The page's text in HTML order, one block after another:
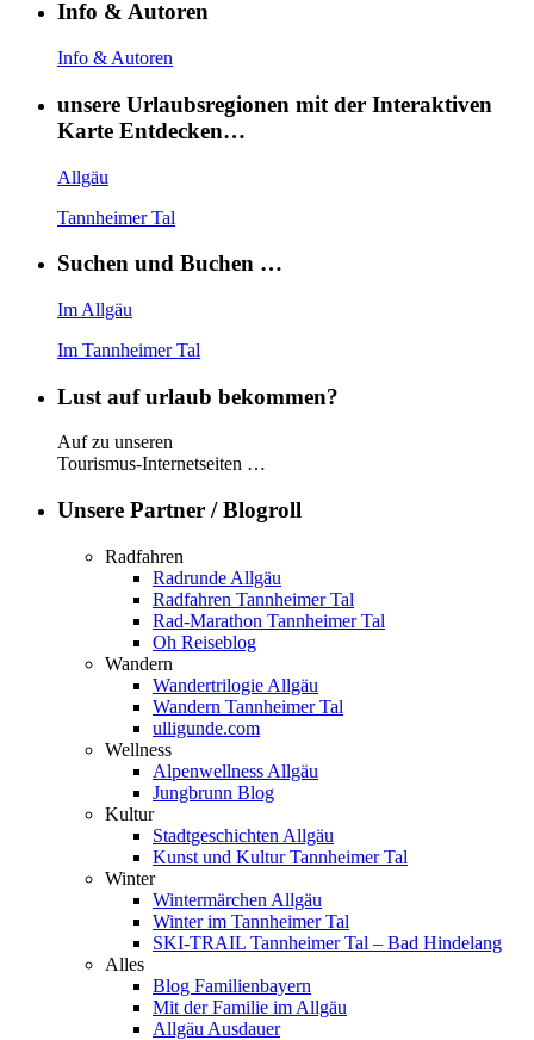
Info & Autoren
Info & Autoren
unsere Urlaubsregionen mit der Interaktiven
Karte Entdecken…
Allgäu
Tannheimer Tal
Suchen und Buchen …
Im Allgäu
Im Tannheimer Tal
Lust auf urlaub bekommen?
Auf zu unseren
Tourismus-Internetseiten …
Unsere Partner / Blogroll
Radfahren
Radrunde Allgäu
Radfahren Tannheimer Tal
Rad-Marathon Tannheimer Tal
Oh Reiseblog
Wandern
Wandertrilogie Allgäu
Wandern Tannheimer Tal
ulligunde.com
Wellness
Alpenwellness Allgäu
Jungbrunn Blog
Kultur
Stadtgeschichten Allgäu
Kunst und Kultur Tannheimer Tal
Winter
Wintermärchen Allgäu
Winter im Tannheimer Tal
SKI-TRAIL Tannheimer Tal – Bad Hindelang
Alles
Blog Familienbayern
Mit der Familie im Allgäu
Allgäu Ausdauer